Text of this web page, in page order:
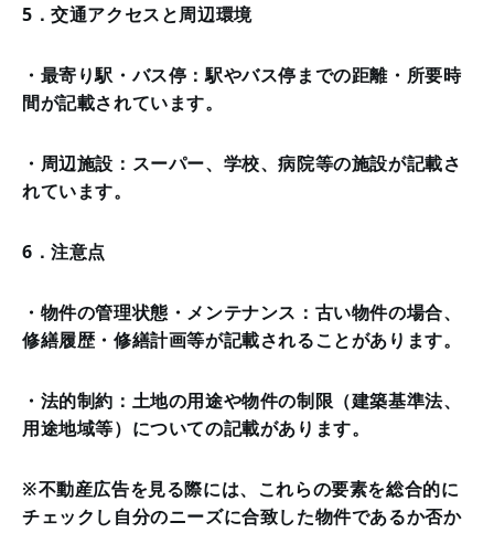
5．交通アクセスと周辺環境
・最寄り駅・バス停：駅やバス停までの距離・所要時
間が記載されています。
・周辺施設：スーパー、学校、病院等の施設が記載さ
れています。
6．注意点
・物件の管理状態・メンテナンス：古い物件の場合、
修繕履歴・修繕計画等が記載されることがあります。
・法的制約：土地の用途や物件の制限（建築基準法、
用途地域等）についての記載があります。
※不動産広告を見る際には、これらの要素を総合的に
チェックし自分のニーズに合致した物件であるか否か